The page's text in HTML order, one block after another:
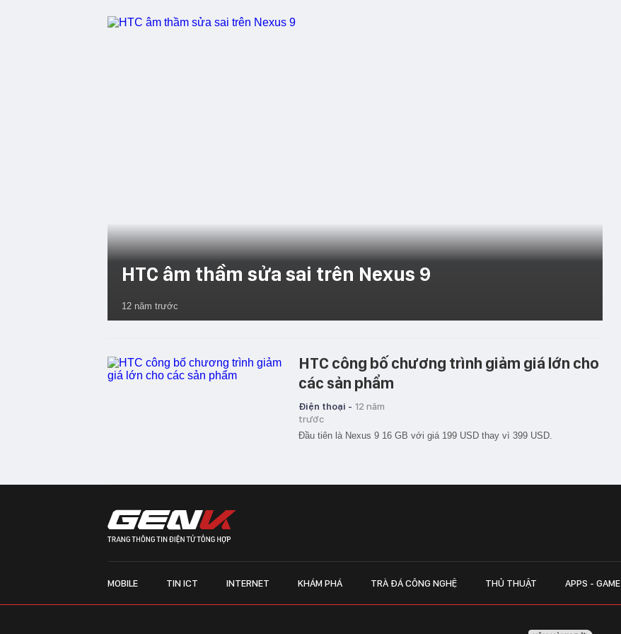
HTC âm thầm sửa sai trên Nexus 9
12 năm trước
HTC công bố chương trình giảm giá lớn cho
các sản phẩm
Điện thoại - 12 năm
trước
Đầu tiên là Nexus 9 16 GB với giá 199 USD thay vì 399 USD.
MOBILE TIN ICT INTERNET KHÁM PHÁ TRÀ ĐÁ CÔNG NGHỆ THỦ THUẬT APPS - GAME